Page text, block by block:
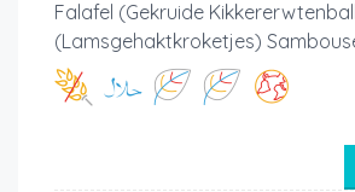
Falafel (Gekruide
(Lamsgehaktkroketjes)